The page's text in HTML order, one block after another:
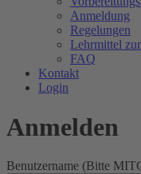
Anmeldung
Regelungen
Lehrmittel
FAQ
Kontakt
Login
Anmelden
Benutzername (Bitte